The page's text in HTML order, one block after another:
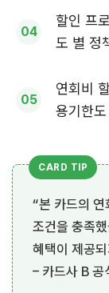
할인 프
도 별 정
연회비
용기한
“본 카드의
조건을 충족
혜택이 제공
– 카드사 B 공